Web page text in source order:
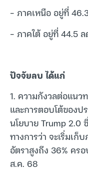
– ภาคเหนือ อยู่ที่
– ภาคใต้ อยู่ที่ 44.5
ปัจจัยลบ ได้แก่
1. ความกังวลต่อแนว
และการตอบโต้ของป
นโยบาย Trump 2.0
ทางการว่า จะเริ่มเก็
อัตราสูงถึง 36% คร
ส.ค. 68